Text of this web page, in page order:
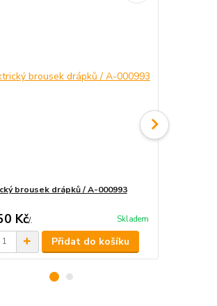
brousek drápků / A-000993
Kč/. Skladem
Přidat do košíku